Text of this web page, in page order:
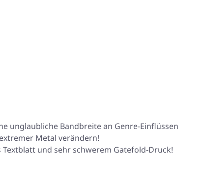
unglaubliche Bandbreite an Genre-Einflüssen
Metal verändern!
und sehr schwerem Gatefold-Druck!